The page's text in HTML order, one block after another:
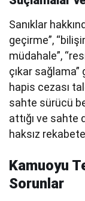
Sanıklar
geçirme”,
müdahale”,
çıkar sağlama”
hapis cezası
sahte sürücü
attığı ve
haksız
Kamuoyu
Sorunlar